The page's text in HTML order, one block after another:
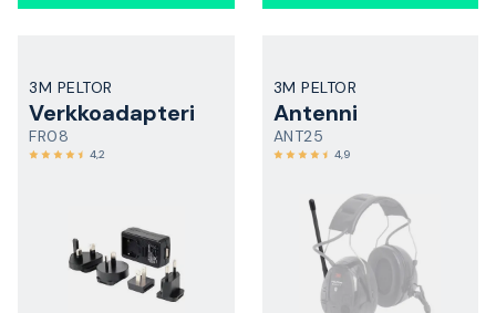
3M PELTOR
Verkkoadapteri
FR08
4,2
3M PELTOR
Antenni
ANT25
4,9